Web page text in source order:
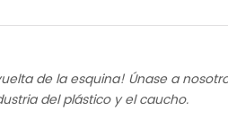
de la esquina! Únase a
del plástico y el caucho.